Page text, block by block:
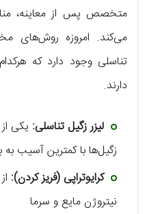
متخصص پس از معاینه،
می‌کند. امروزه روش‌های
تناسلی وجود دارد که
دارند.
لیزر زگیل تناسلی: یکی
زگیل‌ها با کمترین آسیب به
کرایوتراپی (فریز کردن):
نیتروژن مایع و سرما